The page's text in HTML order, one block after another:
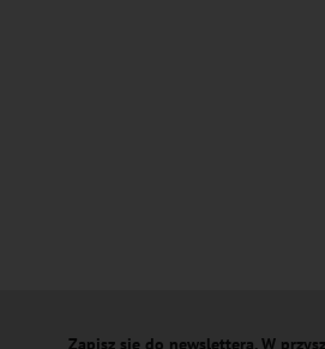
Zapisz się do newslettera. W